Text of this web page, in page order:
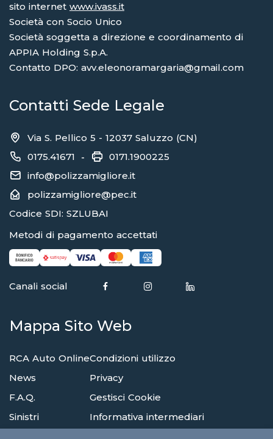
sito internet www.ivass.it
Società con Socio Unico
Società soggetta a direzione e coordinamento di
APPIA Holding S.p.A.
Contatto DPO: avv.eleonoramargaria@gmail.com
Contatti Sede Legale
Via S. Pellico 5 - 12037 Saluzzo (CN)
0175.41671 -
0171.1900225
info@polizzamigliore.it
polizzamigliore@pec.it
Codice SDI: SZLUBAI
Metodi di pagamento accettati
Canali social
Mappa Sito Web
RCA Auto Online
News
F.A.Q.
Sinistri
Condizioni utilizzo
Privacy
Gestisci Cookie
Informativa intermediari